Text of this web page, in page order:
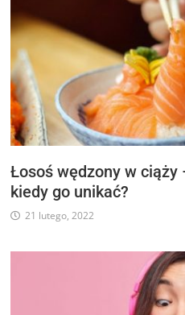
Łosoś wędzony w ciąży
kiedy go unikać?
21 lutego, 2022